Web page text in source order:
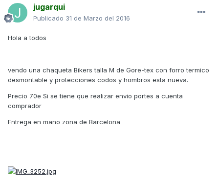
jugarqui
Publicado 31 de Marzo del 2016
Hola a todos
vendo una chaqueta Bikers talla M de Gore-tex con forro termico
desmontable y protecciones codos y hombros esta nueva.
Precio 70e Si se tiene que realizar envio portes a cuenta
comprador
Entrega en mano zona de Barcelona